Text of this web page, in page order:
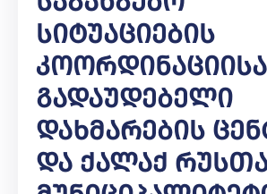
Სიტუაციების
Გადაუდებელი
Დახმარების
Და Ქალაქ